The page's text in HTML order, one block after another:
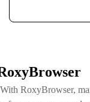
With RoxyBrowser,